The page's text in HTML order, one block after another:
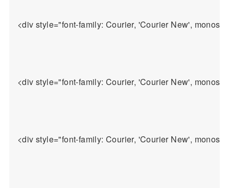
<div style="font-family: Courier, 'Courier New',
<div style="font-family: Courier, 'Courier New',
<div style="font-family: Courier, 'Courier New',